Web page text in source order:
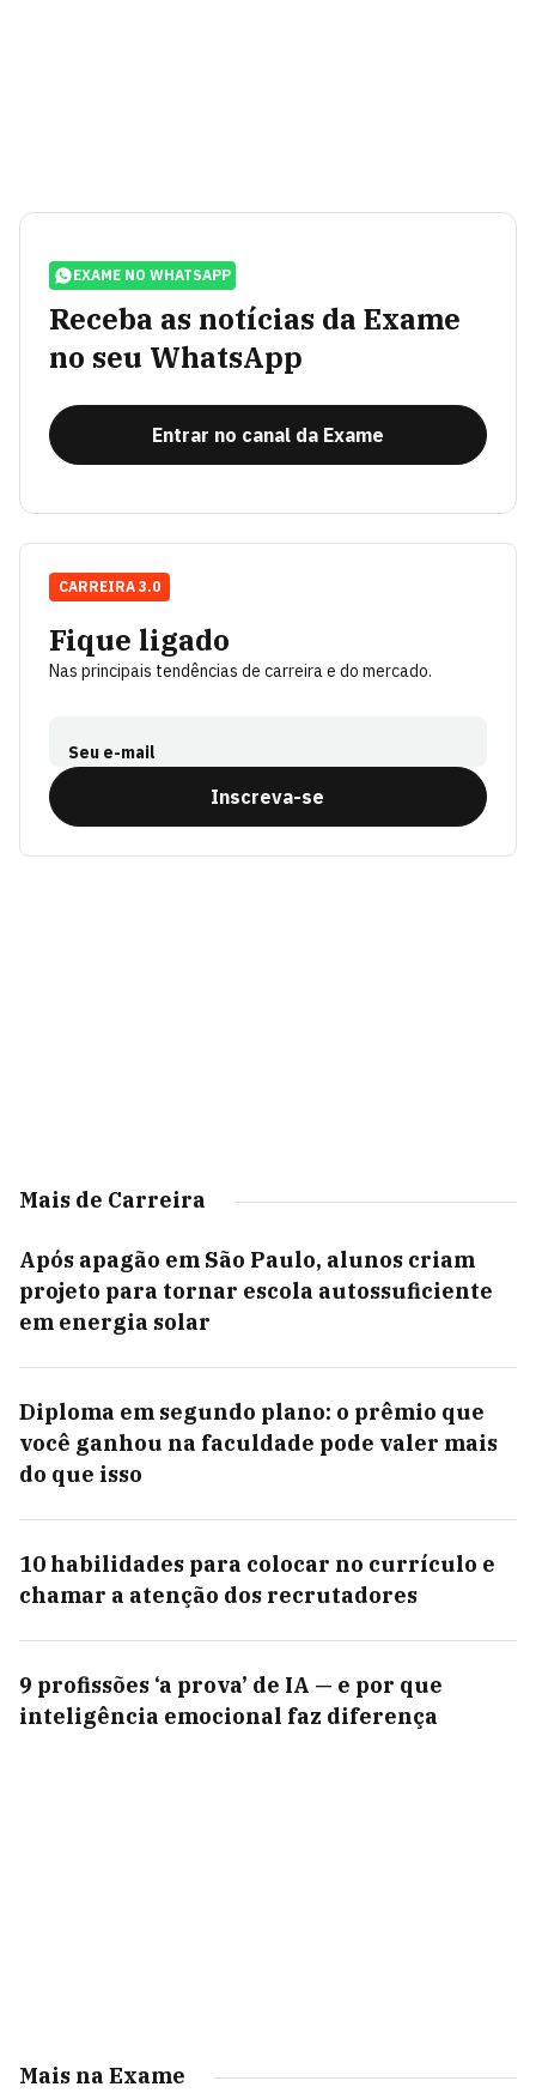
EXAME NO WHATSAPP
Receba as notícias da Exame
no seu WhatsApp
Entrar no canal da Exame
Fique ligado
Nas principais tendências de carreira e do mercado.
Seu e-mail
Inscreva-se
CARREIRA 3.0
Mais de Carreira
Após apagão em São Paulo, alunos criam
projeto para tornar escola autossuficiente
em energia solar
Diploma em segundo plano: o prêmio que
você ganhou na faculdade pode valer mais
do que isso
10 habilidades para colocar no currículo e
chamar a atenção dos recrutadores
9 profissões ‘a prova’ de IA — e por que
inteligência emocional faz diferença
Mais na Exame